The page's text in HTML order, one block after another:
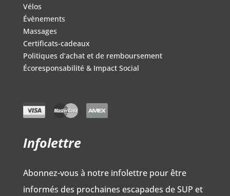
Vélos
Évènements
Massages
Certificats-cadeaux
Politiques d’achat et de remboursement
Écoresponsabilité & Impact Social
Infolettre
Abonnez-vous à notre infolettre pour être
informés des prochaines escapades de SUP et